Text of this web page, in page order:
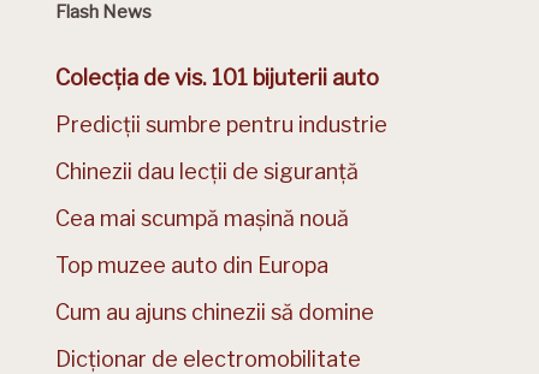
Flash News
Colecția de vis. 101 bijuterii auto
Predicții sumbre pentru industrie
Chinezii dau lecții de siguranță
Cea mai scumpă mașină nouă
Top muzee auto din Europa
Cum au ajuns chinezii să domine
Dicționar de electromobilitate